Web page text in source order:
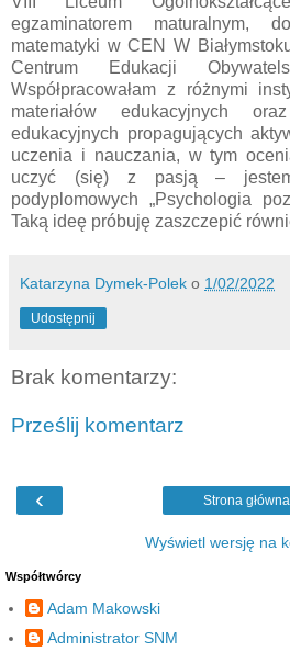
egzaminatorem maturalnym,
matematyki w CEN W
Centrum Edukacji
Współpracowałam z różnymi
materiałów edukacyjnych
edukacyjnych propagujących
uczenia i nauczania, w tym
uczyć (się) z pasją – jestem
podyplomowych „Psychologia
Taką ideę próbuję zaszczepić
Katarzyna Dymek-Polek o 1/02/2022
Udostępnij
Brak komentarzy:
Prześlij komentarz
‹ Strona główna
Wyświetl wersję na
Współtwórcy
Adam Makowski
Administrator SNM